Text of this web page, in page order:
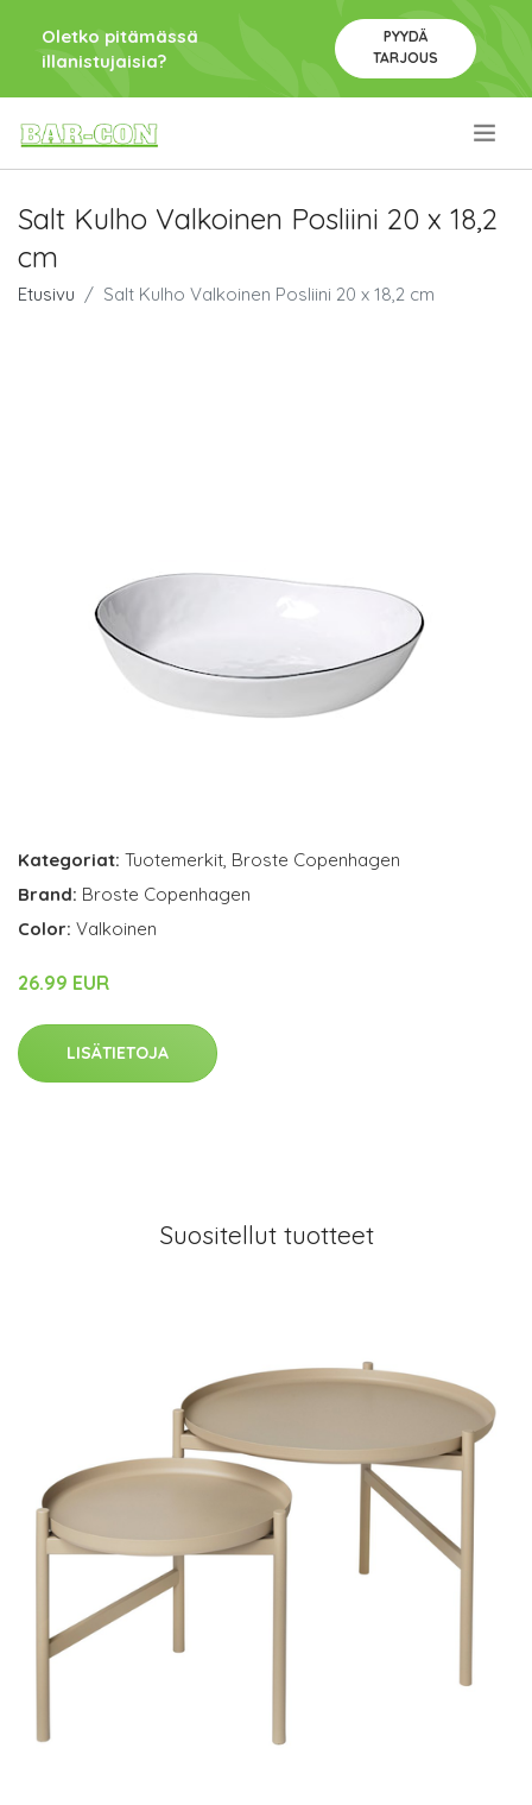
Oletko pitämässä
illanistujaisia?
PYYDÄ
TARJOUS
Salt Kulho Valkoinen Posliini 20 x 18,2
cm
Etusivu Salt Kulho Valkoinen Posliini 20 x 18,2 cm
Kategoriat: Tuotemerkit, Broste Copenhagen
Brand: Broste Copenhagen
Color: Valkoinen
26.99 EUR
LISÄTIETOJA
Suositellut tuotteet